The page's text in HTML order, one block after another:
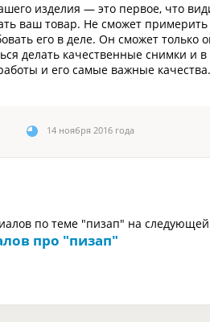
изделия — это первое, что
ваш товар. Не сможет
его в деле. Он сможет
делать качественные снимки и
и его самые важные
14 ноября 2016 года
по теме "пизап" на
про "пизап"